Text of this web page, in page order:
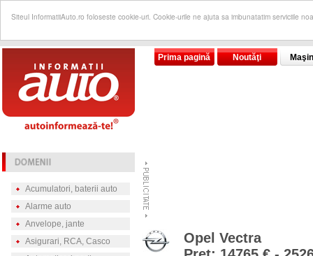
Siteul InformatiiAuto.ro foloseste cookie-uri. Cookie-urile ne ajuta sa imbunatatim serviciile
Prima pagină Noutăţi
Acumulatori, baterii auto
Alarme auto
Anvelope, jante
Asigurari, RCA, Casco
Opel Vectra